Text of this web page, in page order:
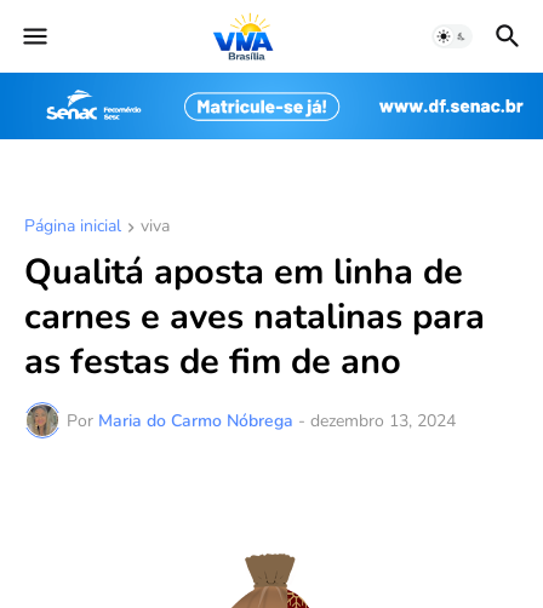
Página inicial viva
Qualitá aposta em linha de
carnes e aves natalinas para
as festas de fim de ano
Por Maria do Carmo Nóbrega - dezembro 13, 2024